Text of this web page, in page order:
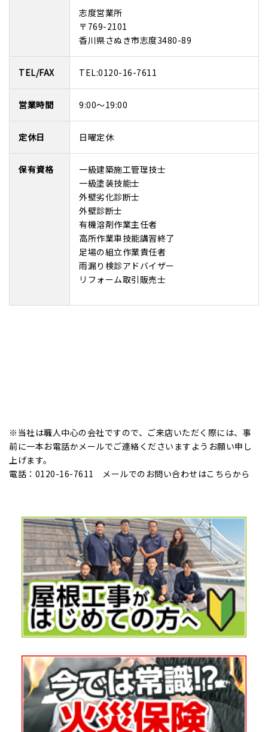
志度営業所
〒769-2101
香川県さぬき市志度3480-89
TEL/FAX TEL:0120-16-7611
営業時間 9:00～19:00
定休日 日曜定休
保有資格
一級建築施工管理技士
一級塗装技能士
外壁劣化診断士
外壁診断士
有機溶剤作業主任者
高所作業車技能講習終了
足場の組立作業責任者
雨漏り検診アドバイザー
リフォーム取引販売士
※当社は職人中心の会社ですので、ご来店いただく際には、事
前に一本お電話かメールでご連絡くださいますようお願い申し
上げます。
電話：0120-16-7611 メールでのお問い合わせはこちらから